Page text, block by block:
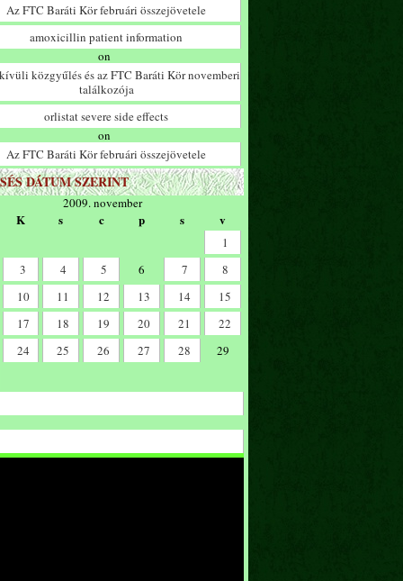
Az FTC Baráti Kör februári összejövetele
amoxicillin patient information
on
közgyűlés és az FTC Baráti Kör novemberi
találkozója
orlistat severe side effects
on
Az FTC Baráti Kör februári összejövetele
DÁTUM SZERINT
2009. november
K s c p s v
1
3 4 5 6 7
8
10 11 12 13 14
15
17 18 19 20 21
22
24 25 26 27 28
29